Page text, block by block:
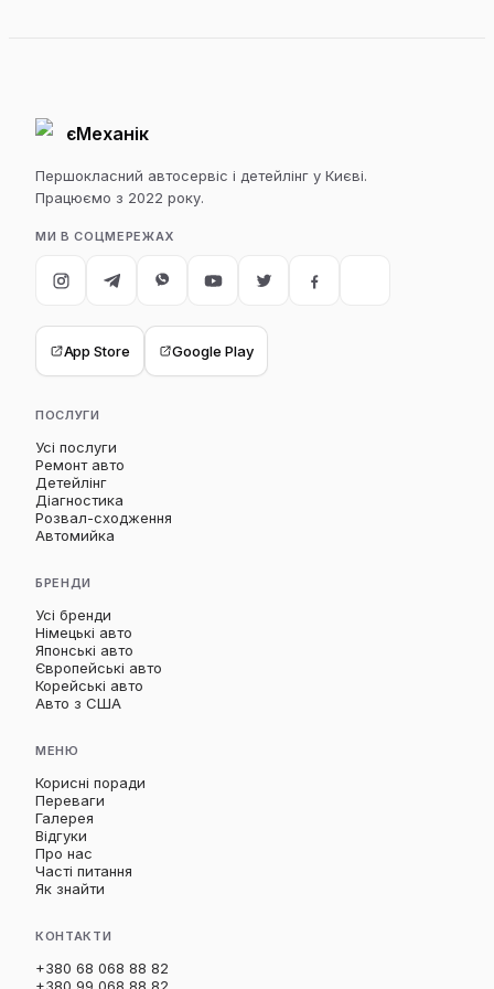
єМеханік
Першокласний автосервіс і детейлінг у Києві.
Працюємо з 2022 року.
МИ В СОЦМЕРЕЖАХ
App Store Google Play
ПОСЛУГИ
Усі послуги
Ремонт авто
Детейлінг
Діагностика
Розвал-сходження
Автомийка
БРЕНДИ
Усі бренди
Німецькі авто
Японські авто
Європейські авто
Корейські авто
Авто з США
МЕНЮ
Корисні поради
Переваги
Галерея
Відгуки
Про нас
Часті питання
Як знайти
КОНТАКТИ
+380 68 068 88 82